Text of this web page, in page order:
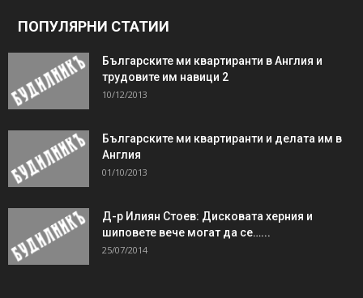
ПОПУЛЯРНИ СТАТИИ
Българските ми квартиранти в Англия и
трудовите им навици 2
10/12/2013
Българските ми квартиранти и делата им в
Англия
01/10/2013
Д-р Илиян Стоев: Дисковата херния и
шиповете вече могат да се…...
25/07/2014